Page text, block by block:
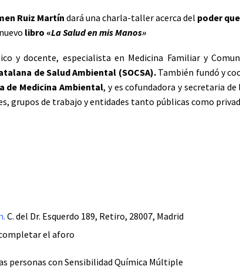
Ruiz Martín dará una charla-taller acerca del poder
libro «La Salud en mis Manos»
y docente, especialista en Medicina Familiar y
de Salud Ambiental (SOCSA).También fundó y
de Medicina Ambiental, y es cofundadora y secretaria de
grupos de trabajo y entidades tanto públicas como
. C. del Dr. Esquerdo 189, Retiro, 28007, Madrid
el aforo
personas con Sensibilidad Química Múltiple